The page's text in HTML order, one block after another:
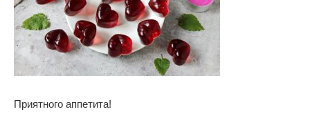
Приятного аппетита!